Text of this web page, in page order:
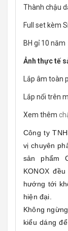
Thành chậu
Full set kèm
BH gỉ 10 năm
Ảnh thực tế
Lắp âm toàn
Lắp nổi trên
Xem thêm
Công ty
vị chuyên
sản phẩm
KONOX
hướng tới
hiện đại.
Không
kiểu dáng